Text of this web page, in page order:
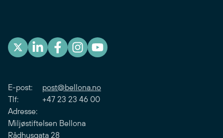
E-post: post@bellona.no
Tlf: +47 23 23 46 00
Adresse:
Miljøstiftelsen Bellona
Rådhusgata 28